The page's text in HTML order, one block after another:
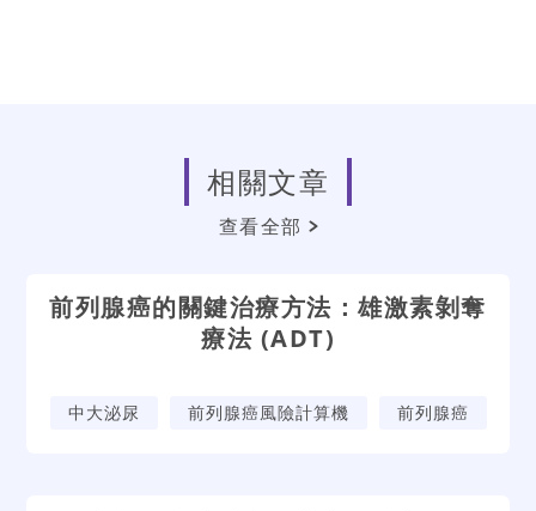
相關文章
查看全部
前列腺癌的關鍵治療方法：雄激素剝奪
療法 (ADT)
中大泌尿 前列腺癌風險計算機 前列腺癌